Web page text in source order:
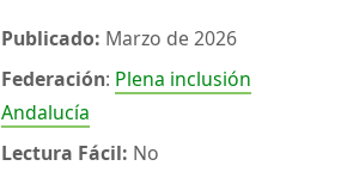
Publicado: Marzo de 2026
Federación: Plena inclusión
Andalucía
Lectura Fácil: No